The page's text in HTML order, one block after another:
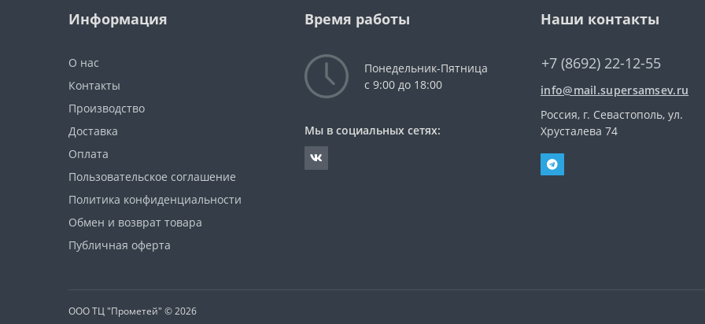
Информация
О нас
Контакты
Производство
Доставка
Оплата
Пользовательское соглашение
Политика конфиденциальности
Обмен и возврат товара
Публичная оферта
Время работы
Понедельник-Пятница
с 9:00 до 18:00
Мы в социальных сетях:
Наши контакты
+7 (8692) 22-12-55
info@mail.supersamsev.ru
Россия, г. Севастополь, ул.
Хрусталева 74
ООО ТЦ "Прометей" © 2026